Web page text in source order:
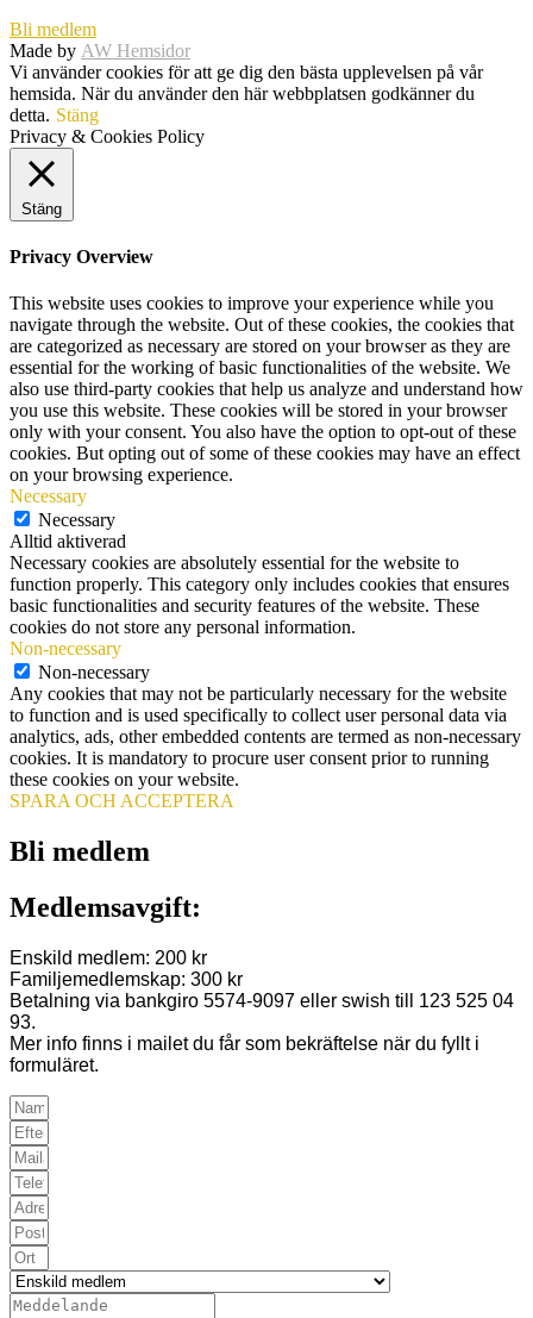
Bli medlem
Made by AW Hemsidor
Vi använder cookies för att ge dig den bästa upplevelsen på vår
hemsida. När du använder den här webbplatsen godkänner du
detta. Stäng
Privacy & Cookies Policy
Stäng
Privacy Overview
This website uses cookies to improve your experience while you
navigate through the website. Out of these cookies, the cookies that
are categorized as necessary are stored on your browser as they are
essential for the working of basic functionalities of the website. We
also use third-party cookies that help us analyze and understand how
you use this website. These cookies will be stored in your browser
only with your consent. You also have the option to opt-out of these
cookies. But opting out of some of these cookies may have an effect
on your browsing experience.
Necessary
Necessary
Alltid aktiverad
Necessary cookies are absolutely essential for the website to
function properly. This category only includes cookies that ensures
basic functionalities and security features of the website. These
cookies do not store any personal information.
Non-necessary
Non-necessary
Any cookies that may not be particularly necessary for the website
to function and is used specifically to collect user personal data via
analytics, ads, other embedded contents are termed as non-necessary
cookies. It is mandatory to procure user consent prior to running
these cookies on your website.
SPARA OCH ACCEPTERA
Bli medlem
Medlemsavgift:
Enskild medlem: 200 kr
Familjemedlemskap: 300 kr
Betalning via bankgiro 5574-9097 eller swish till 123 525 04
93.
Mer info finns i mailet du får som bekräftelse när du fyllt i
formuläret.